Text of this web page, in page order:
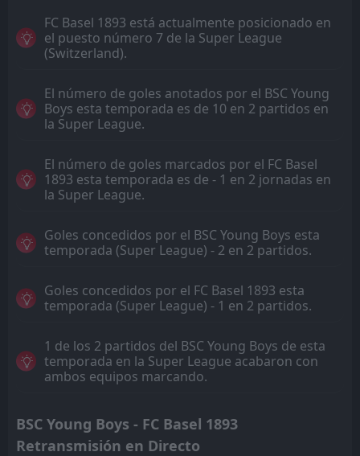
FC Basel 1893 está actualmente posicionado en
el puesto número 7 de la Super League
(Switzerland).
El número de goles anotados por el BSC Young
Boys esta temporada es de 10 en 2 partidos en
la Super League.
El número de goles marcados por el FC Basel
1893 esta temporada es de - 1 en 2 jornadas en
la Super League.
Goles concedidos por el BSC Young Boys esta
temporada (Super League) - 2 en 2 partidos.
Goles concedidos por el FC Basel 1893 esta
temporada (Super League) - 1 en 2 partidos.
1 de los 2 partidos del BSC Young Boys de esta
temporada en la Super League acabaron con
ambos equipos marcando.
BSC Young Boys - FC Basel 1893
Retransmisión en Directo